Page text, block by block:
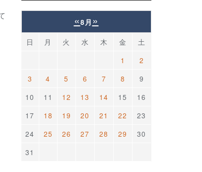
«8月 »
日 月 火 水 木 金
土
1
2
3
4 5 6 7 8
9
10
11 12 13 14 15
16
17
18 19 20 21 22
23
24
25 26 27 28 29
30
31